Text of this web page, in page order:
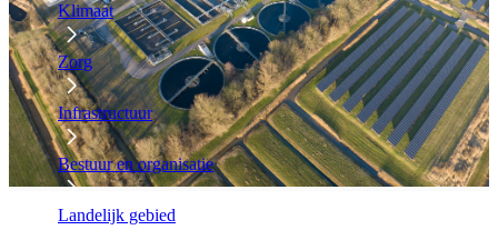
Klimaat
Zorg
Infrastructuur
Bestuur en organisatie
Landelijk gebied